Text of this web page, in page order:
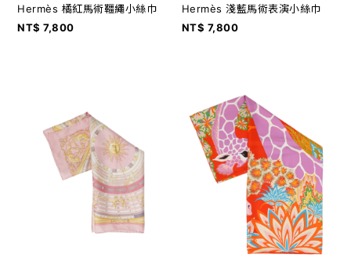
Hermès 橘紅馬術韁繩小絲巾
NT$ 7,800
Hermès 淺藍馬術表演小絲巾
NT$ 7,800